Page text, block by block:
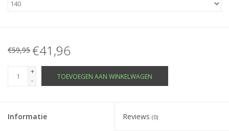
€59,95 €41,96
+
-
TOEVOEGEN AAN WINKELWAGEN
Informatie Reviews (0)